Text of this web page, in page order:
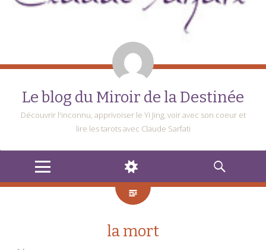
Le blog du Miroir de la Destinée
Découvrir l'inconnu, apprivoiser le Yi Jing, voir avec son coeur et
lire les tarots avec Claude Sarfati
MENU
WIDGETS
RECHERCHE
la mort